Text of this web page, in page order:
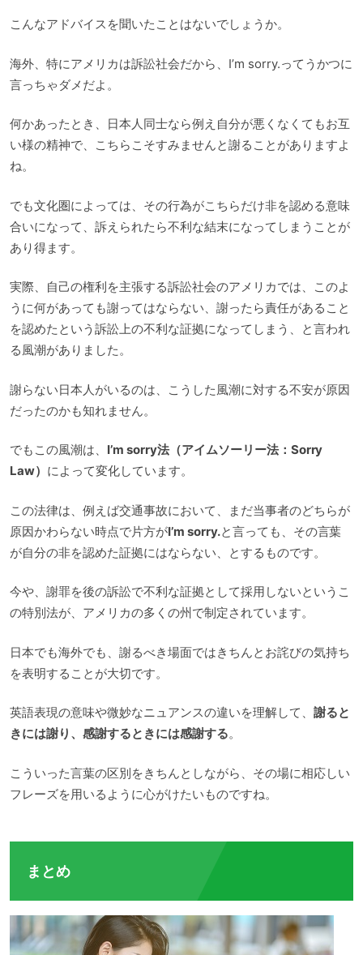
こんなアドバイスを聞いたことはないでしょうか。
海外、特にアメリカは訴訟社会だから、I’m sorry.ってうかつに
言っちゃダメだよ。
何かあったとき、日本人同士なら例え自分が悪くなくてもお互
い様の精神で、こちらこそすみませんと謝ることがありますよ
ね。
でも文化圏によっては、その行為がこちらだけ非を認める意味
合いになって、訴えられたら不利な結末になってしまうことが
あり得ます。
実際、自己の権利を主張する訴訟社会のアメリカでは、このよ
うに何があっても謝ってはならない、謝ったら責任があること
を認めたという訴訟上の不利な証拠になってしまう、と言われ
る風潮がありました。
謝らない日本人がいるのは、こうした風潮に対する不安が原因
だったのかも知れません。
でもこの風潮は、 I’m sorry法（アイムソーリー法：Sorry
Law） によって変化しています。
この法律は、例えば交通事故において、まだ当事者のどちらが
原因かわらない時点で片方がI’m sorry.と言っても、その言葉
が自分の非を認めた証拠にはならない、とするものです。
今や、謝罪を後の訴訟で不利な証拠として採用しないというこ
の特別法が、アメリカの多くの州で制定されています。
日本でも海外でも、謝るべき場面ではきちんとお詫びの気持ち
を表明することが大切です。
英語表現の意味や微妙なニュアンスの違いを理解して、 謝ると
きには謝り、感謝するときには感謝する。
こういった言葉の区別をきちんとしながら、その場に相応しい
フレーズを用いるように心がけたいものですね。
まとめ